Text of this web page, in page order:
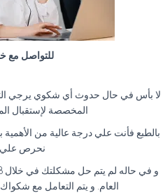
للتواصل مع
لا بأس في حال حدوث أي شكوي يرجي
المخصصة لإستقبال
بالطبع فأنت علي درجة عالية من الأهمية
نحرص علي
العام. و يتم التعامل مع